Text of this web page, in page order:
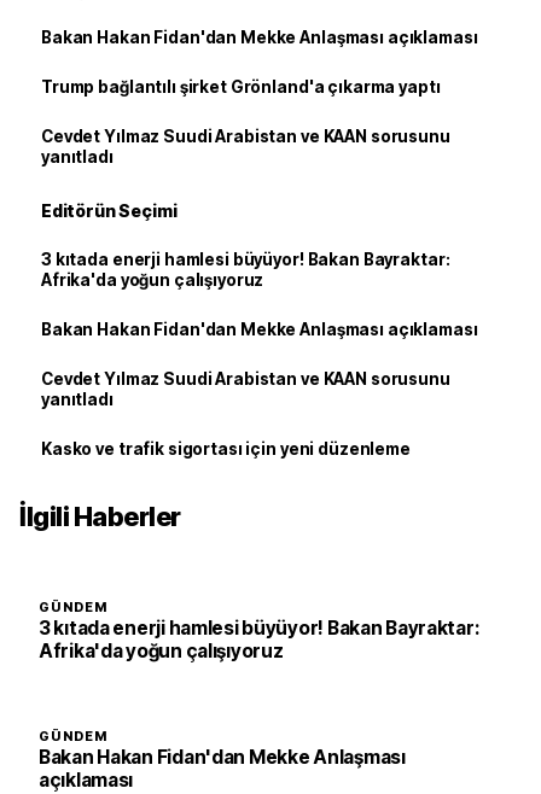
Bakan Hakan Fidan'dan Mekke Anlaşması açıklaması
Trump bağlantılı şirket Grönland'a çıkarma yaptı
Cevdet Yılmaz Suudi Arabistan ve KAAN sorusunu
yanıtladı
Editörün Seçimi
3 kıtada enerji hamlesi büyüyor! Bakan Bayraktar:
Afrika'da yoğun çalışıyoruz
Bakan Hakan Fidan'dan Mekke Anlaşması açıklaması
Cevdet Yılmaz Suudi Arabistan ve KAAN sorusunu
yanıtladı
Kasko ve trafik sigortası için yeni düzenleme
İlgili Haberler
GÜNDEM
3 kıtada enerji hamlesi büyüyor! Bakan Bayraktar:
Afrika'da yoğun çalışıyoruz
GÜNDEM
Bakan Hakan Fidan'dan Mekke Anlaşması
açıklaması